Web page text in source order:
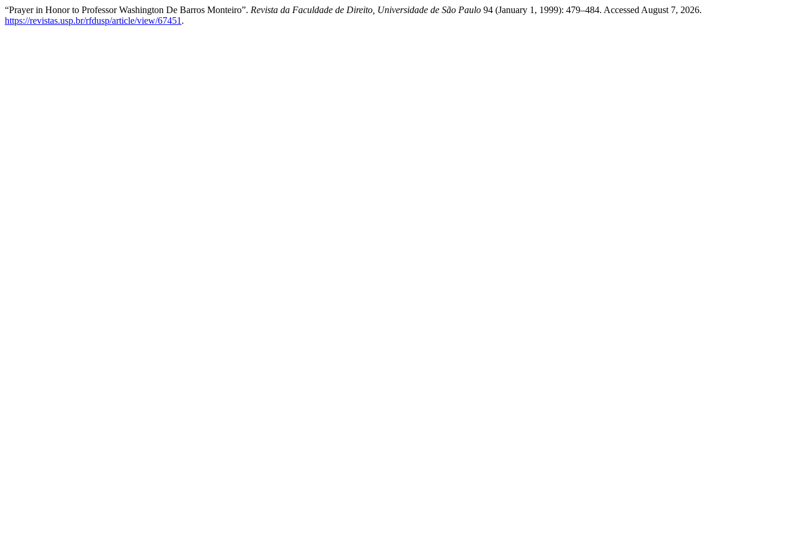
“Prayer in Honor to Professor Washington De Barros Monteiro”. Revista da Faculdade de Direito, Universidade de São Paulo 94 (January 1, 1999): 479–484. Accessed August 7, 2026.
https://revistas.usp.br/rfdusp/article/view/67451 .